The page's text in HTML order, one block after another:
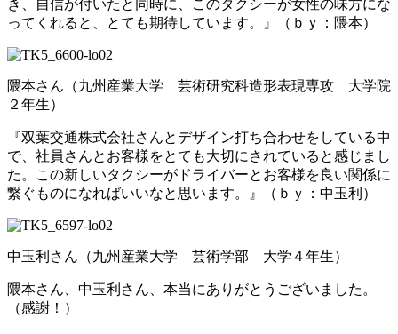
き、自信が付いたと同時に、このタクシーが女性の味方にな
ってくれると、とても期待しています。』（ｂｙ：隈本）
隈本さん（九州産業大学 芸術研究科造形表現専攻 大学院
２年生）
『双葉交通株式会社さんとデザイン打ち合わせをしている中
で、社員さんとお客様をとても大切にされていると感じまし
た。この新しいタクシーがドライバーとお客様を良い関係に
繋ぐものになればいいなと思います。』（ｂｙ：中玉利）
中玉利さん（九州産業大学 芸術学部 大学４年生）
隈本さん、中玉利さん、本当にありがとうございました。
（感謝！）